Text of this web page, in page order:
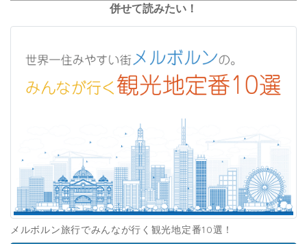
併せて読みたい！
メルボルン旅行でみんなが行く観光地定番10選！